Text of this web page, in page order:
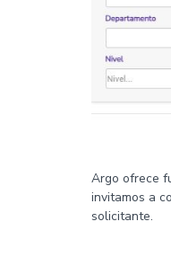
Argo ofrece
invitamos a
solicitante.